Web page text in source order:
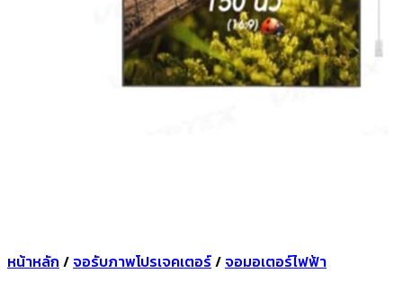
ไม่มีสินค้าในตะกร้า
กลับสู่หน้าร้านค้า
หน้าหลัก / จอรับภาพโปรเจคเตอร์/ จอมอเตอร์ไฟฟ้า